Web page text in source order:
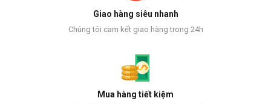
Giao hàng siêu nhanh
Chúng tôi cam kết giao hàng trong 24h
Mua hàng tiết kiệm